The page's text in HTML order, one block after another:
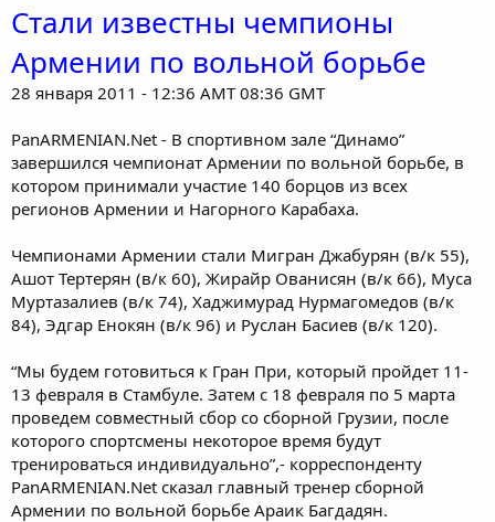
Стали известны чемпионы
Армении по вольной борьбе
28 января 2011 - 12:36 AMT 08:36 GMT
PanARMENIAN.Net - В спортивном зале “Динамо”
завершился чемпионат Армении по вольной борьбе, в
котором принимали участие 140 борцов из всех
регионов Армении и Нагорного Карабаха.
Чемпионами Армении стали Мигран Джабурян (в/к 55),
Ашот Тертерян (в/к 60), Жирайр Ованисян (в/к 66), Муса
Муртазалиев (в/к 74), Хаджимурад Нурмагомедов (в/к
84), Эдгар Енокян (в/к 96) и Руслан Басиев (в/к 120).
“Мы будем готовиться к Гран При, который пройдет 11-
13 февраля в Стамбуле. Затем с 18 февраля по 5 марта
проведем совместный сбор со сборной Грузии, после
которого спортсмены некоторое время будут
тренироваться индивидуально”,- корреспонденту
PanARMENIAN.Net сказал главный тренер сборной
Армении по вольной борьбе Араик Багдадян.